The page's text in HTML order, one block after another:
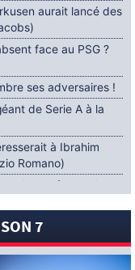
aurait lancé des
face au PSG ?
ses adversaires !
de Serie A à la
à Ibrahim
Romano)
trouvé entre le
un ultimatum
7